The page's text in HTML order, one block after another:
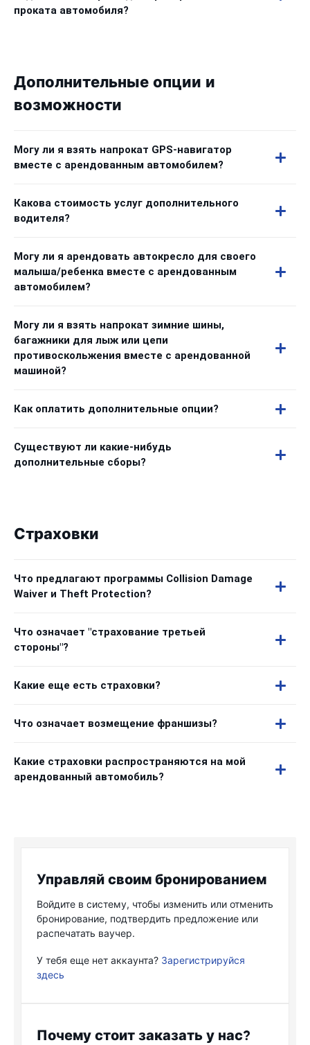
проката автомобиля?
Дополнительные опции и
возможности
Могу ли я взять напрокат GPS-навигатор
вместе с арендованным автомобилем?
Какова стоимость услуг дополнительного
водителя?
Могу ли я арендовать автокресло для своего
малыша/ребенка вместе с арендованным
автомобилем?
Могу ли я взять напрокат зимние шины,
багажники для лыж или цепи
противоскольжения вместе с арендованной
машиной?
Как оплатить дополнительные опции?
Существуют ли какие-нибудь
дополнительные сборы?
Страховки
Что предлагают программы Collision Damage
Waiver и Theft Protection?
Что означает "страхование третьей
стороны"?
Какие еще есть страховки?
Что означает возмещение франшизы?
Какие страховки распространяются на мой
арендованный автомобиль?
Управляй своим бронированием
Войдите в систему, чтобы изменить или отменить
бронирование, подтвердить предложение или
распечатать ваучер.
У тебя еще нет аккаунта? Зарегистрируйся
здесь
Почему стоит заказать у нас?